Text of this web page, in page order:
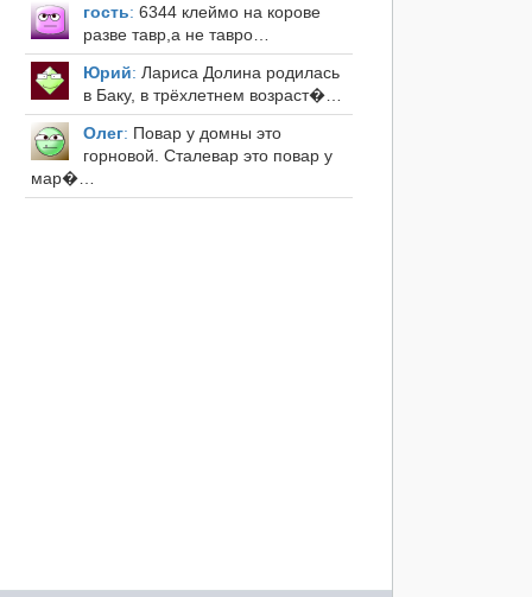
гость: 6344 клеймо на корове
разве тавр,а не тавро…
Юрий: Лариса Долина родилась
в Баку, в трёхлетнем возраст�…
Олег: Повар у домны это
горновой. Сталевар это повар у
мар�…